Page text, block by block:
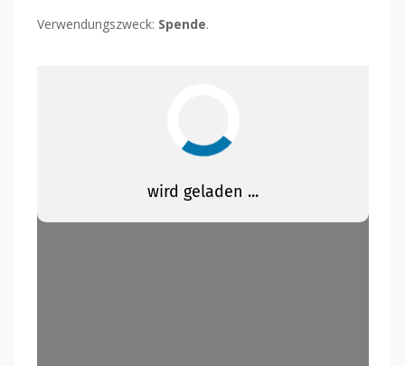
Verwendungszweck: Spende.